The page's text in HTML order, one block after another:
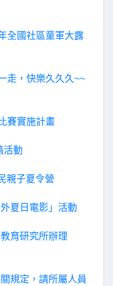
全國社區童軍大露
走，快樂久久久~~
賽實施計畫
活動
親子夏令營
夏日電影」活動
育研究所辦理
規定，請所屬人員